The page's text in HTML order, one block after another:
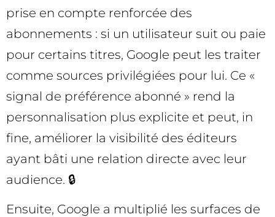
prise en compte renforcée des
abonnements : si un utilisateur suit ou paie
pour certains titres, Google peut les traiter
comme sources privilégiées pour lui. Ce «
signal de préférence abonné » rend la
personnalisation plus explicite et peut, in
fine, améliorer la visibilité des éditeurs
ayant bâti une relation directe avec leur
audience. 🔒
Ensuite, Google a multiplié les surfaces de